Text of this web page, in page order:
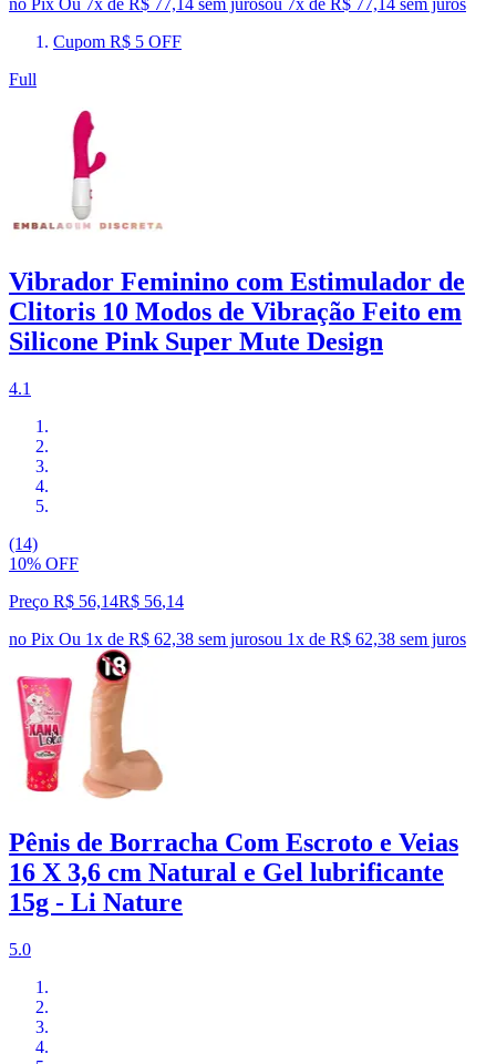
Cupom R$ 5 OFF
Full
Vibrador Feminino com Estimulador de
Clitoris 10 Modos de Vibração Feito em
Silicone Pink Super Mute Design
4.1
(14)
10% OFF
Preço R$ 56,14R$ 56,14
no Pix Ou 1x de R$ 62,38 sem jurosou 1x de R$ 62,38 sem juros
Pênis de Borracha Com Escroto e Veias
16 X 3,6 cm Natural e Gel lubrificante
15g - Li Nature
5.0